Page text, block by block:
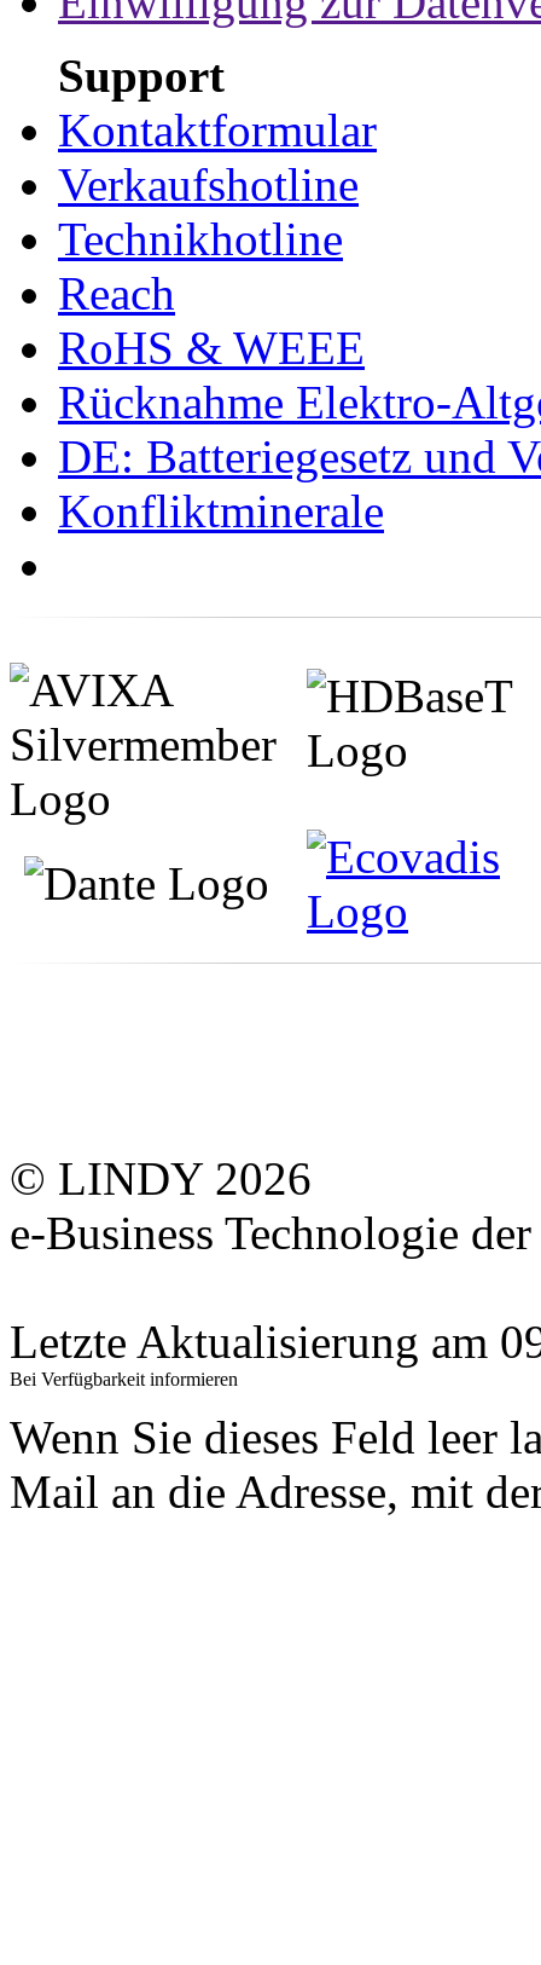
Support
Kontaktformular
Verkaufshotline
Technikhotline
Reach
RoHS & WEEE
Rücknahme Elektro-
DE: Batteriegesetz und
Konfliktminerale
© LINDY 2026
e-Business Technologie
Letzte Aktualisierung am
Bei Verfügbarkeit informieren
Wenn Sie dieses Feld leer
Mail an die Adresse, mit